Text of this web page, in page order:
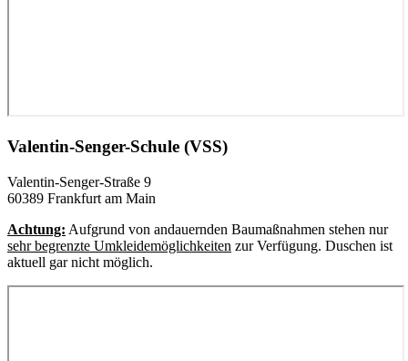
Valentin-Senger-Schule (VSS)
Valentin-Senger-Straße 9
60389 Frankfurt am Main
Achtung: Aufgrund von andauernden Baumaßnahmen stehen nur
sehr begrenzte Umkleidemöglichkeiten zur Verfügung. Duschen ist
aktuell gar nicht möglich.